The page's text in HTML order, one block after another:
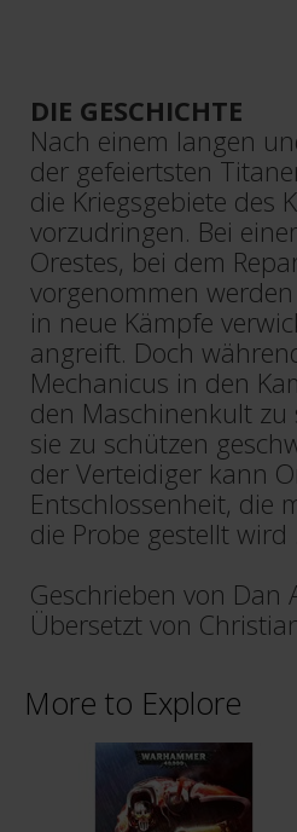
DIE GESCHICHTE
Nach einem langen
der gefeiertsten
die Kriegsgebiete des
vorzudringen. Bei
Orestes, bei dem
vorgenommen
in neue Kämpfe
angreift. Doch
Mechanicus in den
den Maschinenkult
sie zu schützen
der Verteidiger kann
Entschlossenheit, die
die Probe gestellt wird
Geschrieben von Dan
Übersetzt von
More to Explore